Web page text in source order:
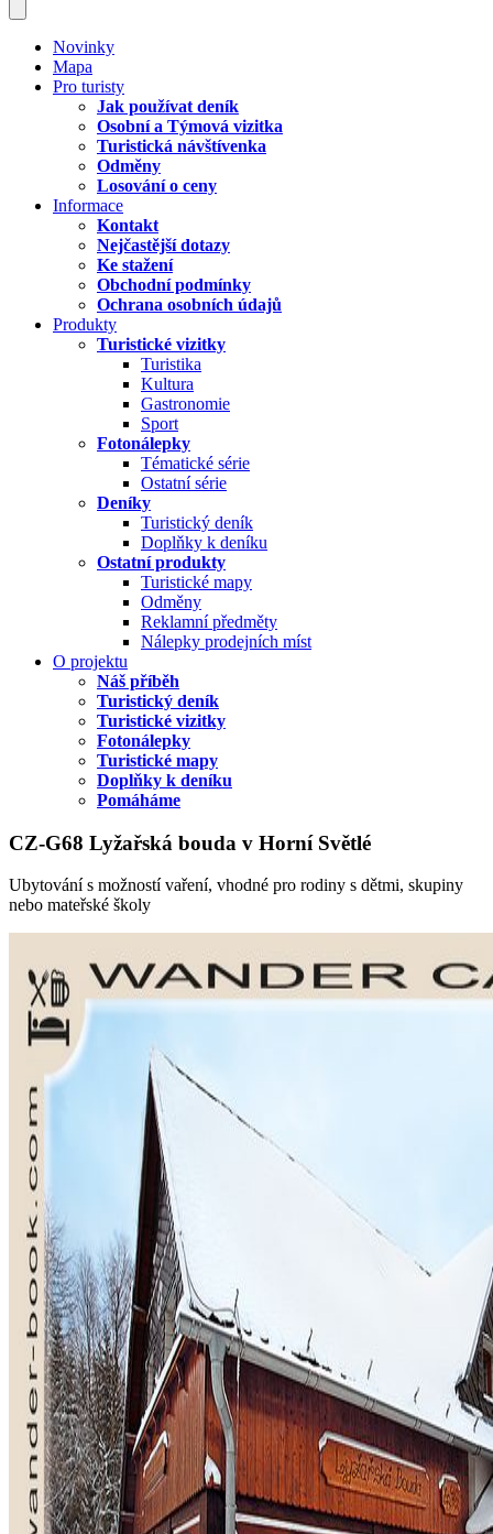
Novinky
Mapa
Pro turisty
Jak používat deník
Osobní a Týmová vizitka
Turistická návštívenka
Odměny
Losování o ceny
Informace
Kontakt
Nejčastější dotazy
Ke stažení
Obchodní podmínky
Ochrana osobních údajů
Produkty
Turistické vizitky
Turistika
Kultura
Gastronomie
Sport
Fotonálepky
Tématické série
Ostatní série
Deníky
Turistický deník
Doplňky k deníku
Ostatní produkty
Turistické mapy
Odměny
Reklamní předměty
Nálepky prodejních míst
O projektu
Náš příběh
Turistický deník
Turistické vizitky
Fotonálepky
Turistické mapy
Doplňky k deníku
Pomáháme
CZ-G68 Lyžařská bouda v Horní Světlé
Ubytování s možností vaření, vhodné pro rodiny s dětmi, skupiny
nebo mateřské školy